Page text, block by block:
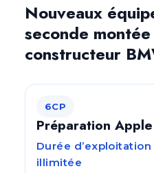
Nouveaux
seconde
constructeur
6CP
Préparation
Durée
illimitée